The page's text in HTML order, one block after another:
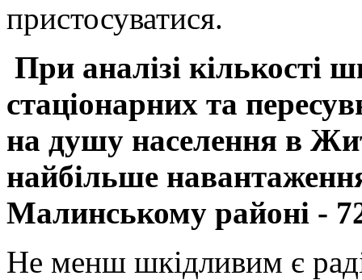
пристосуватися.
При аналізі кількості
стаціонарних та
на душу населення в
найбільше
Малинському районі -
Не менш шкідливим є